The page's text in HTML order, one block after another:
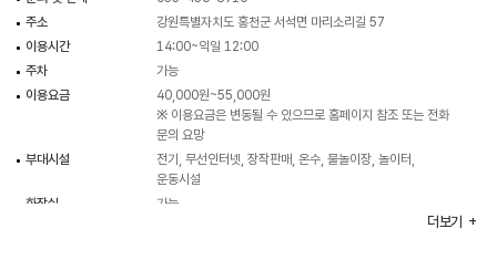
주소
강원특별자치도 홍천군 서석면 마리소리길 57
이용시간
14:00~익일 12:00
주차
가능
이용요금
40,000원~55,000원
※ 이용요금은 변동될 수 있으므로 홈페이지 참조 또는 전화
문의 요망
부대시설
전기, 무선인터넷, 장작판매, 온수, 물놀이장, 놀이터,
운동시설
화장실
가능
더보기